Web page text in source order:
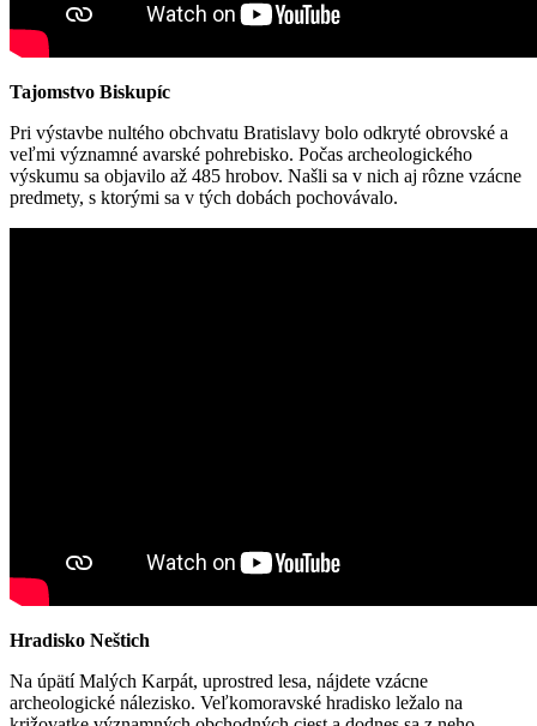
Tajomstvo Biskupíc
Pri výstavbe nultého obchvatu Bratislavy bolo odkryté obrovské a
veľmi významné avarské pohrebisko. Počas archeologického
výskumu sa objavilo až 485 hrobov. Našli sa v nich aj rôzne vzácne
predmety, s ktorými sa v tých dobách pochovávalo.
Hradisko Neštich
Na úpätí Malých Karpát, uprostred lesa, nájdete vzácne
archeologické nálezisko. Veľkomoravské hradisko ležalo na